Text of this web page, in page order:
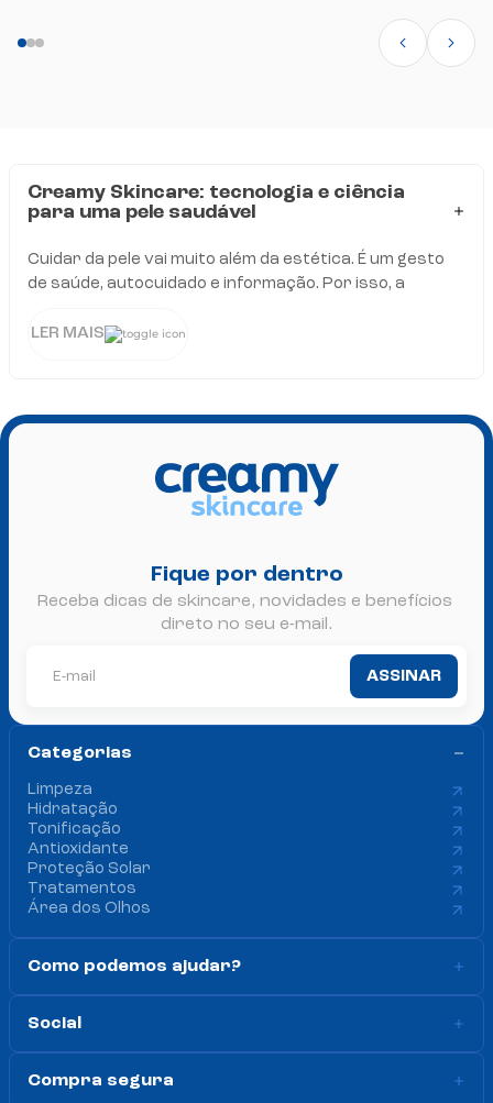
Creamy Skincare: tecnologia e ciência
para uma pele saudável
Cuidar da pele vai muito além da estética. É um gesto
de saúde, autocuidado e informação. Por isso, a
ciência em fórmulas inteligentes, desenvolvidas
LER MAIS
Fique por dentro
Receba dicas de skincare, novidades e benefícios
direto no seu e-mail.
ASSINAR
Limpeza
Hidratação
Tonificação
Antioxidante
Proteção Solar
Tratamentos
Área dos Olhos
Como podemos ajudar?
Compra segura